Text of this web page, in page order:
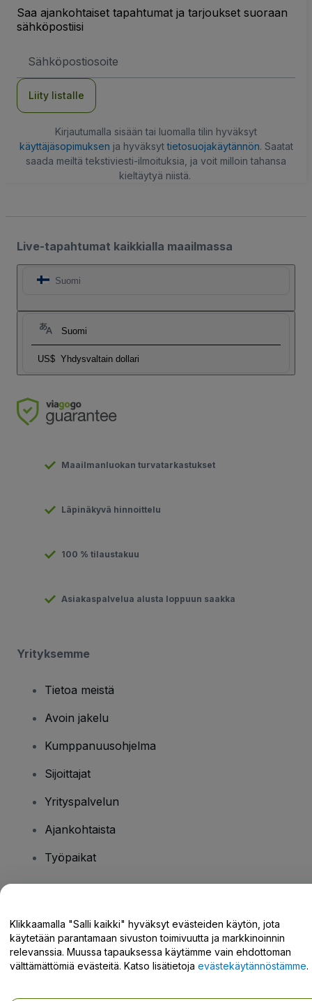
Saa ajankohtaiset tapahtumat ja tarjoukset suoraan
sähköpostiisi
Liity listalle
Kirjautumalla sisään tai luomalla tilin hyväksyt
käyttäjäsopimuksen ja hyväksyttietosuojakäytännön. Saatat
saada meiltä tekstiviesti-ilmoituksia, ja voit milloin tahansa
kieltäytyä niistä.
Live-tapahtumat kaikkialla maailmassa
Suomi
Suomi
US$ Yhdysvaltain dollari
Maailmanluokan turvatarkastukset
Läpinäkyvä hinnoittelu
100 % tilaustakuu
Asiakaspalvelua alusta loppuun saakka
Yrityksemme
Tietoa meistä
Avoin jakelu
Kumppanuusohjelma
Sijoittajat
Yrityspalvelun
Ajankohtaista
Työpaikat
Tukikeskus / Ota meihin yhteyttä
Klikkaamalla "Salli kaikki" hyväksyt evästeiden käytön, jota
käytetään parantamaan sivuston toimivuutta ja markkinoinnin
relevanssia. Muussa tapauksessa käytämme vain ehdottoman
välttämättömiä evästeitä. Katso lisätietoja evästekäytännöstämme.